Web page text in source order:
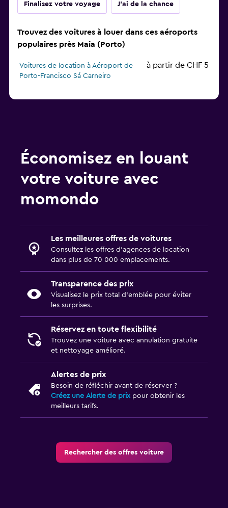
Finalisez votre voyage J'ai de la chance
Trouvez des voitures à louer dans ces aéroports
populaires près Maia (Porto)
Voitures de location à Aéroport de
Porto-Francisco Sá Carneiro
à partir de CHF 5
Économisez en louant
votre voiture avec
momondo
Les meilleures offres de voitures
Consultez les offres d’agences de location
dans plus de 70 000 emplacements.
Transparence des prix
Visualisez le prix total d’emblée pour éviter
les surprises.
Réservez en toute flexibilité
Trouvez une voiture avec annulation gratuite
et nettoyage amélioré.
Alertes de prix
Besoin de réfléchir avant de réserver ?
Créez une Alerte de prixpour obtenir les
meilleurs tarifs.
Rechercher des offres voiture